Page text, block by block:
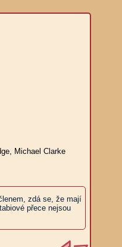
Michael Clarke
zdá se, že mají
přece nejsou